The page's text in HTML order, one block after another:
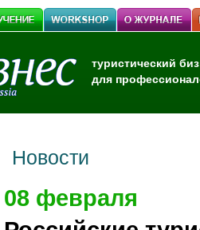
туристический
для
Новости
08 февраля